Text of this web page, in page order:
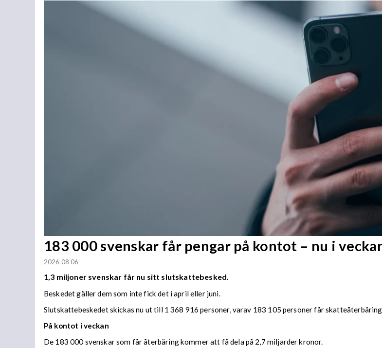
183 000 svenskar får pengar på kontot – nu i
2026 08 06
1,3 miljoner svenskar får nu sitt slutskattebesked.
Beskedet gäller dem som inte fick det i april eller juni.
Slutskattebeskedet skickas nu ut till 1 368 916 personer, varav 183 105 personer får
På kontot i veckan
De 183 000 svenskar som får återbäring kommer att få dela på 2,7 miljarder kronor.